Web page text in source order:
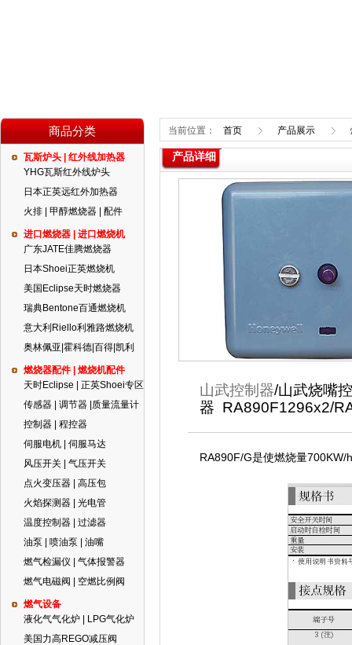
商品分类
瓦斯炉头 | 红外线加热器
YHG瓦斯红外线炉头
日本正英远红外加热器
火排 | 甲醇燃烧器 | 配件
进口燃烧器 | 进口燃烧机
广东JATE佳腾燃烧器
日本Shoei正英燃烧机
美国Eclipse天时燃烧器
瑞典Bentone百通燃烧机
意大利Riello利雅路燃烧机
奥林佩亚|霍科德|百得|凯利
燃烧器配件 | 燃烧机配件
天时Eclipse | 正英Shoei专区
传感器 | 调节器 |质量流量计
控制器 | 程控器
伺服电机 | 伺服马达
风压开关 | 气压开关
点火变压器 | 高压包
火焰探测器 | 光电管
温度控制器 | 过滤器
油泵 | 喷油泵 | 油嘴
燃气检漏仪 | 气体报警器
燃气电磁阀 | 空燃比例阀
燃气设备
液化气气化炉 | LPG气化炉
美国力高REGO减压阀
当前位置： 首页 产品展示
制器
产品详细
山武控制器/山武烧嘴
器 RA890F1296x2/
RA890F/G是使燃烧量700KW/